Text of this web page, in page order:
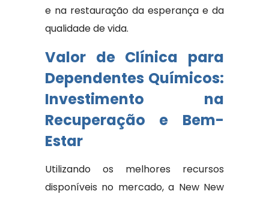
e na restauração da esperança e da
qualidade de vida.
Valor de Clínica para
Dependentes Químicos:
Investimento na
Recuperação e Bem-
Estar
Utilizando os melhores recursos
disponíveis no mercado, a New New